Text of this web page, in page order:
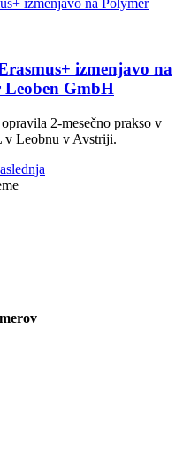
izmenjavo na
Leoben GmbH
2-mesečno prakso v
v Leobnu v Avstriji.